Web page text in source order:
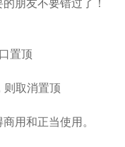
朋友不要错过了！
置顶
则取消置顶
用和正当使用。